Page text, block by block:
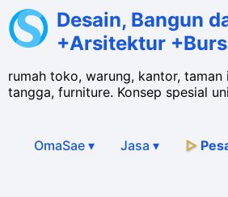
Desain, Bangun
+Arsitektur
rumah toko, warung, kantor, taman
tangga, furniture. Konsep spesial
OmaSae ▾ Jasa ▾ ▷